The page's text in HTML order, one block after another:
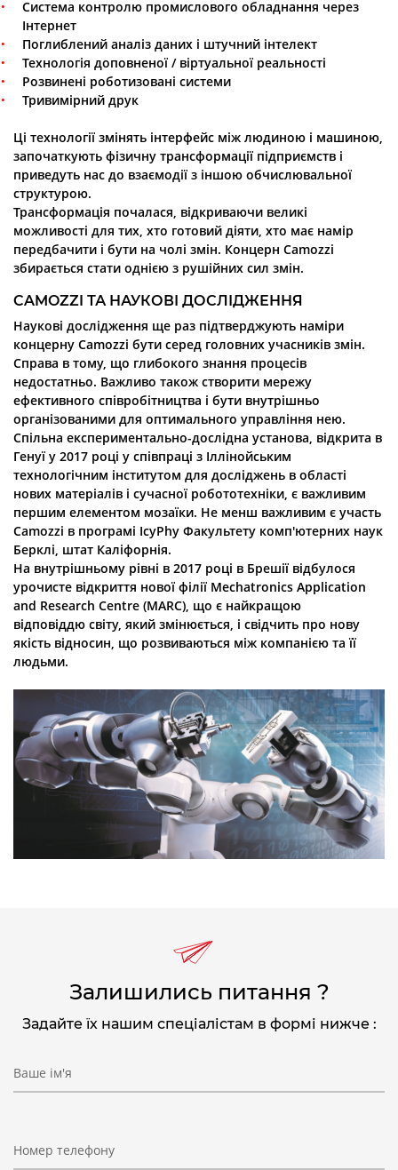
Система контролю промислового обладнання через
Інтернет
Поглиблений аналіз даних і штучний інтелект
Технологія доповненої / віртуальної реальності
Розвинені роботизовані системи
Тривимірний друк
Ці технології змінять інтерфейс між людиною і машиною,
започаткують фізичну трансформації підприємств і
приведуть нас до взаємодії з іншою обчислювальної
структурою.
Трансформація почалася, відкриваючи великі
можливості для тих, хто готовий діяти, хто має намір
передбачити і бути на чолі змін. Концерн Camozzi
збирається стати однією з рушійних сил змін.
CAMOZZI ТА НАУКОВІ ДОСЛІДЖЕННЯ
Наукові дослідження ще раз підтверджують наміри
концерну Camozzi бути серед головних учасників змін.
Справа в тому, що глибокого знання процесів
недостатньо. Важливо також створити мережу
ефективного співробітництва і бути внутрішньо
організованими для оптимального управління нею.
Спільна експериментально-дослідна установа, відкрита в
Генуї у 2017 році у співпраці з Іллінойським
технологічним інститутом для досліджень в області
нових матеріалів і сучасної робототехніки, є важливим
першим елементом мозаїки. Не менш важливим є участь
Camozzi в програмі IcyPhy Факультету комп'ютерних наук
Берклі, штат Каліфорнія.
На внутрішньому рівні в 2017 році в Брешії відбулося
урочисте відкриття нової філії Mechatronics Application
and Research Centre (MARC), що є найкращою
відповіддю світу, який змінюється, і свідчить про нову
якість відносин, що розвиваються між компанією та її
людьми.
Залишились питання ?
Задайте їх нашим спеціалістам в формі нижче :
Ваше ім'я
Номер телефону